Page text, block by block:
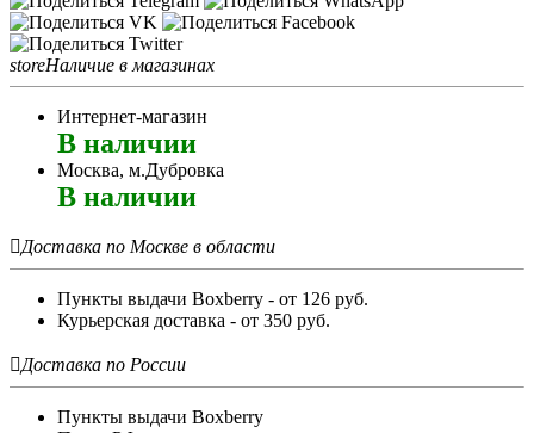
storeНаличие в магазинах
Интернет-магазин
В наличии
Москва, м.Дубровка
В наличии
Доставка по Москве в области
Пункты выдачи Boxberry - от 126 руб.
Курьерская доставка - от 350 руб.
Доставка по России
Пункты выдачи Boxberry